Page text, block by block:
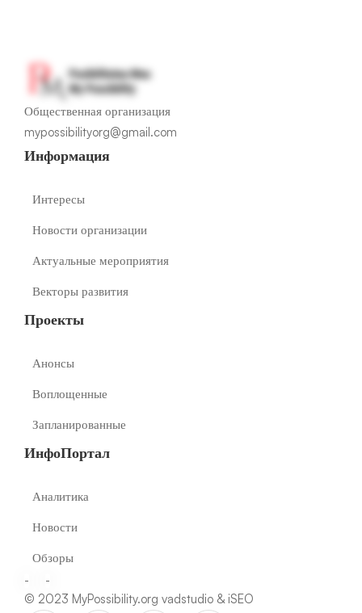
Общественная организация
mypossibilityorg@gmail.com
Информация
Интересы
Новости организации
Актуальные мероприятия
Векторы развития
Проекты
Анонсы
Воплощенные
Запланированные
ИнфоПортал
Аналитика
Новости
Обзоры
-
-
© 2023 MyPossibility.org vadstudio & iSEO